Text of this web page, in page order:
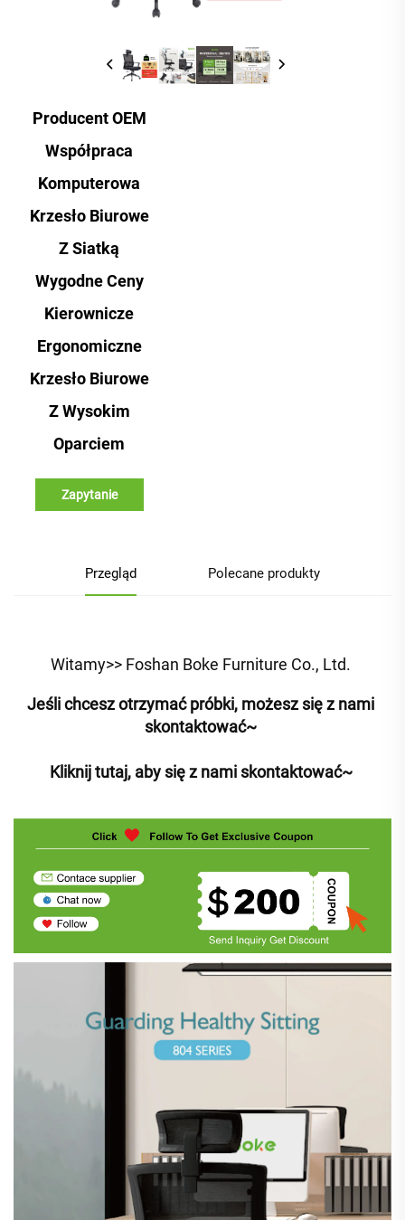
Producent OEM
Współpraca
Komputerowa
Krzesło Biurowe
Z Siatką
Wygodne Ceny
Kierownicze
Ergonomiczne
Krzesło Biurowe
Z Wysokim
Oparciem
Zapytanie
Przegląd Polecane produkty
Witamy>> Foshan Boke Furniture Co., Ltd.
Jeśli chcesz otrzymać próbki, możesz się z nami
skontaktować~
Kliknij tutaj, aby się z nami skontaktować~